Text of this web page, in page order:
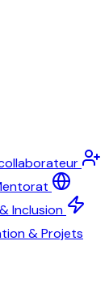
Inclusion
& Projets